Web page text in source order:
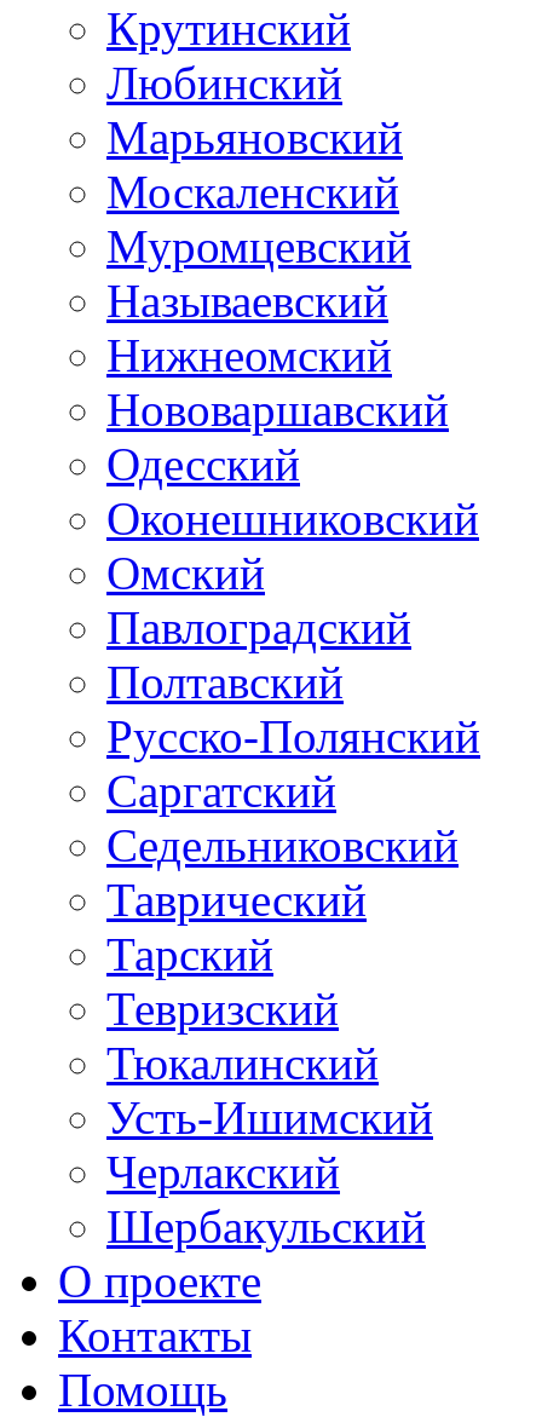
Крутинский
Любинский
Марьяновский
Москаленский
Муромцевский
Называевский
Нижнеомский
Нововаршавский
Одесский
Оконешниковский
Омский
Павлоградский
Полтавский
Русско-Полянский
Саргатский
Седельниковский
Таврический
Тарский
Тевризский
Тюкалинский
Усть-Ишимский
Черлакский
Шербакульский
О проекте
Контакты
Помощь